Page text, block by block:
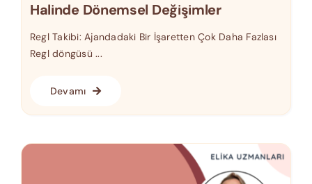
Halinde Dönemsel Değişimler
Regl Takibi: Ajandadaki Bir İşaretten Çok Daha Fazlası
Regl döngüsü ...
Devamı